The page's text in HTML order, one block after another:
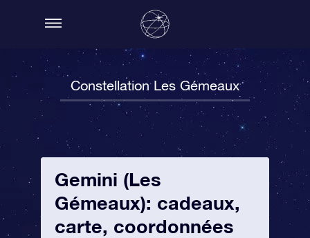
Constellation Les Gémeaux
Gemini (Les
Gémeaux): cadeaux,
carte, coordonnées